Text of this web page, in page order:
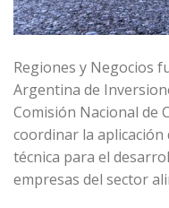
Regiones y Negocios
Argentina de
Comisión Nacional de
coordinar la
técnica para el
empresas del sector